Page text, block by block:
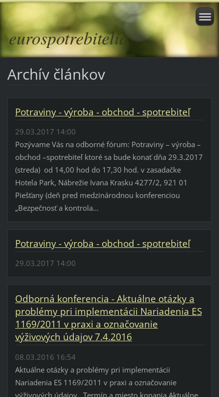
eurospotrebitelia
Archív článkov
Potraviny - výroba - obchod - spotrebiteľ
29.03.2017 14:00
Pozývame Vás na odborné fórum: Potraviny – výroba –
obchod –spotrebiteľ ktoré sa bude konať dňa 29.3.2017
(streda) od 14,00 hod do 17,30 hod. v zasadačke
Hotela Park, Nábrežie Ivana Krasku 4277/2, 921 01
Piešťany (deň pred medzinárodnou konferenciou
„Bezpečnosť a kontrola...
Potraviny - výroba - obchod - spotrebiteľ
29.03.2017 14:00
Odborná konferencia - Aktuálne otázky a
problémy pri implementácii Nariadenia ES
1169/2011 v praxi a označovanie
výživových údajov 7.4.2016
08.03.2016 16:54
Aktuálne otázky a problémy pri implementácii
Nariadenia ES 1169/2011 v praxi a označovanie
výživových údajov Termín a miesto konania Aktuálne